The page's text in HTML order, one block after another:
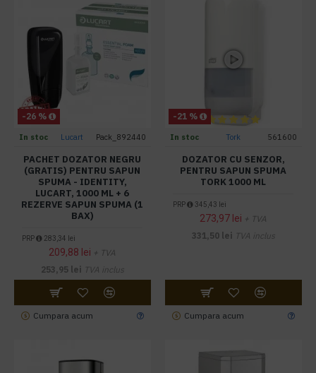
-26 %
In stoc Lucart Pack_892440
PACHET DOZATOR NEGRU
(GRATIS) PENTRU SAPUN
SPUMA - IDENTITY,
LUCART, 1000 ML + 6
REZERVE SAPUN SPUMA (1
BAX)
PRP 283,34 lei
209,88 lei + TVA
253,95 lei TVA inclus
Cumpara acum
-21 %
In stoc Tork 561600
DOZATOR CU SENZOR,
PENTRU SAPUN SPUMA
TORK 1000 ML
PRP 345,43 lei
273,97 lei + TVA
331,50 lei TVA inclus
Cumpara acum